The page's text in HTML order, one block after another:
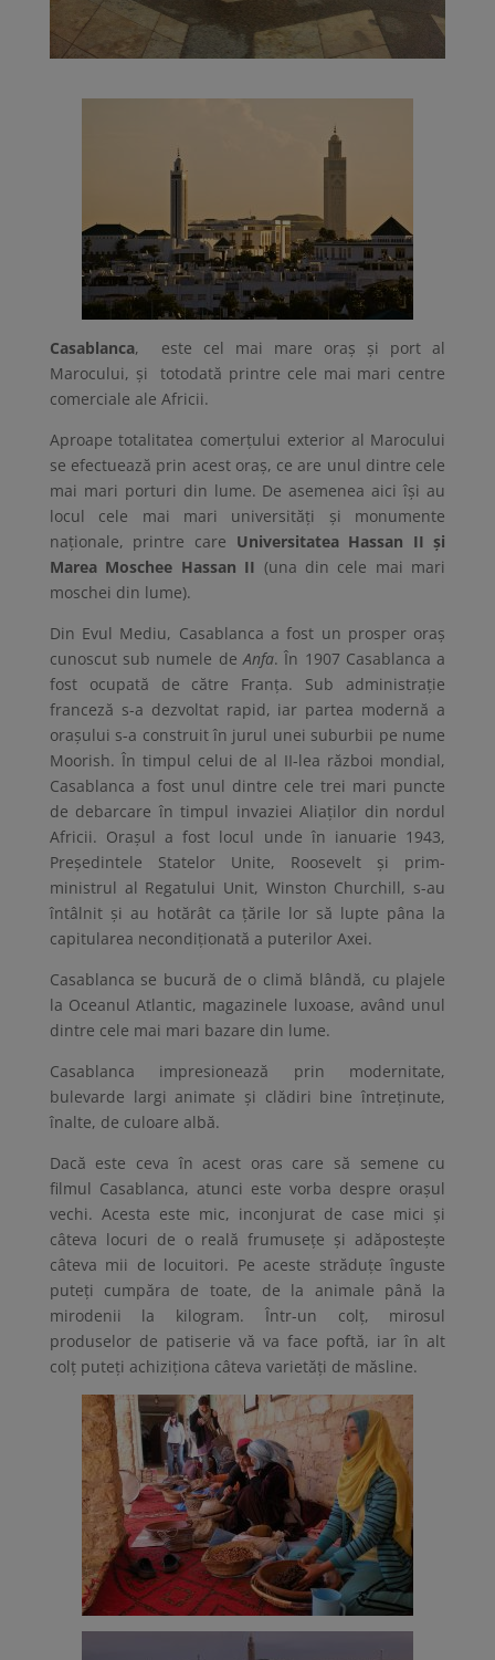
Casablanca, este cel mai mare oraș și port al
Marocului, și totodată printre cele mai mari centre
comerciale ale Africii.
Aproape totalitatea comerțului exterior al Marocului
se efectuează prin acest oraș, ce are unul dintre cele
mai mari porturi din lume. De asemenea aici își au
locul cele mai mari universități și monumente
naționale, printre care Universitatea Hassan II și
Marea Moschee Hassan II (una din cele mai mari
moschei din lume).
Din Evul Mediu, Casablanca a fost un prosper oraș
cunoscut sub numele deAnfa. În 1907 Casablanca a
fost ocupată de către Franța. Sub administrație
franceză s-a dezvoltat rapid, iar partea modernă a
orașului s-a construit în jurul unei suburbii pe nume
Moorish. În timpul celui de al II-lea război mondial,
Casablanca a fost unul dintre cele trei mari puncte
de debarcare în timpul invaziei Aliaților din nordul
Africii. Orașul a fost locul unde în ianuarie 1943,
Președintele Statelor Unite, Roosevelt și prim-
ministrul al Regatului Unit, Winston Churchill, s-au
întâlnit și au hotărât ca țările lor să lupte pâna la
capitularea necondiționată a puterilor Axei.
Casablanca se bucură de o climă blândă, cu plajele
la Oceanul Atlantic, magazinele luxoase, având unul
dintre cele mai mari bazare din lume.
Casablanca impresionează prin modernitate,
bulevarde largi animate și clădiri bine întreținute,
înalte, de culoare albă.
Dacă este ceva în acest oras care să semene cu
filmul Casablanca, atunci este vorba despre orașul
vechi. Acesta este mic, inconjurat de case mici și
câteva locuri de o reală frumusețe și adăpostește
câteva mii de locuitori. Pe aceste străduțe înguste
puteți cumpăra de toate, de la animale până la
mirodenii la kilogram. Într-un colț, mirosul
produselor de patiserie vă va face poftă, iar în alt
colț puteți achiziționa câteva varietăți de măsline.